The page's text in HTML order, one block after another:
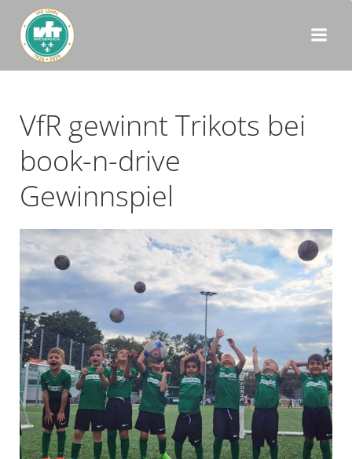
VfR gewinnt Trikots bei
book-n-drive
Gewinnspiel